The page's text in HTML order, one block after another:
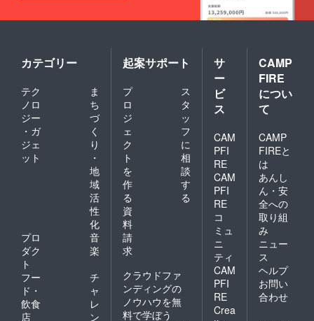
カテゴリー
テク
ノロ
ジー
・ガ
ジェ
ット
ま
ち
づ
く
り
・
地
域
活
性
化
プロ
ダク
ト
音
楽
フー
ド・
飲食
店
チ
ャ
レ
ン
起案サポート
プ
ロ
ジ
ェ
ク
ト
を
作
る
ス
タ
ッ
フ
に
相
談
す
る
資
料
請
求
クラウドファ
ンディングの
ノウハウを無
料で学ぼう
サ
ー
ビ
ス
CAM
PFI
RE
CAM
PFI
RE
コ
ミュ
ニ
ティ
CAM
PFI
RE
Crea
CAMP
FIRE
につい
て
CAMP
FIREと
は
あんし
ん・安
全への
取り組
み
ニュー
ス
ヘルプ
お問い
合わせ